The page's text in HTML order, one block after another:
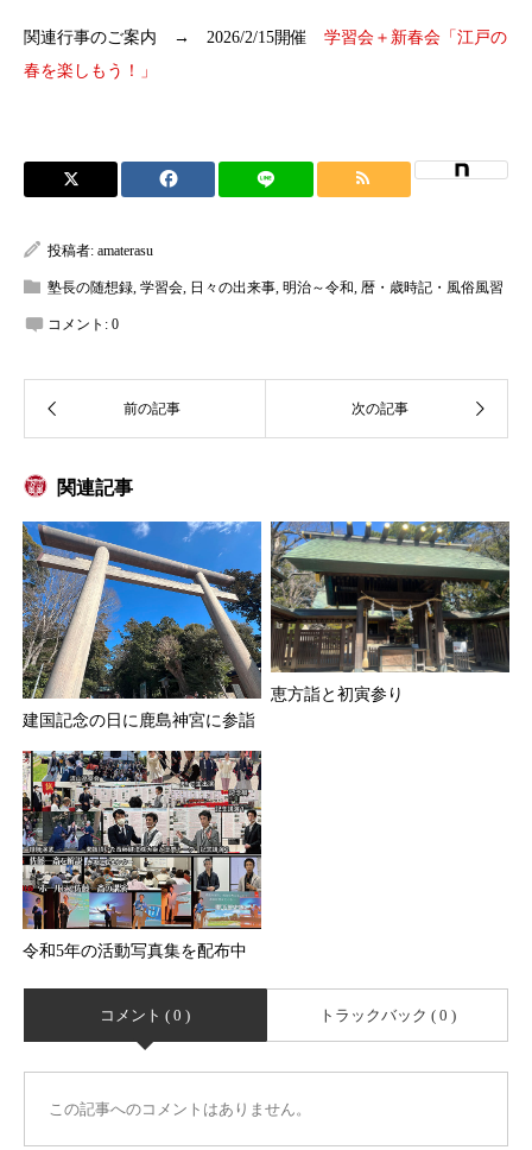
関連行事のご案内 → 2026/2/15開催 学習会＋新春会「江戸の
春を楽しもう！」
投稿者: amaterasu
塾長の随想録, 学習会, 日々の出来事, 明治～令和, 暦・歳時記・風俗風習
コメント: 0
関連記事
建国記念の日に鹿島神宮に参詣
恵方詣と初寅参り
令和5年の活動写真集を配布中
コメント ( 0 ) トラックバック ( 0 )
この記事へのコメントはありません。